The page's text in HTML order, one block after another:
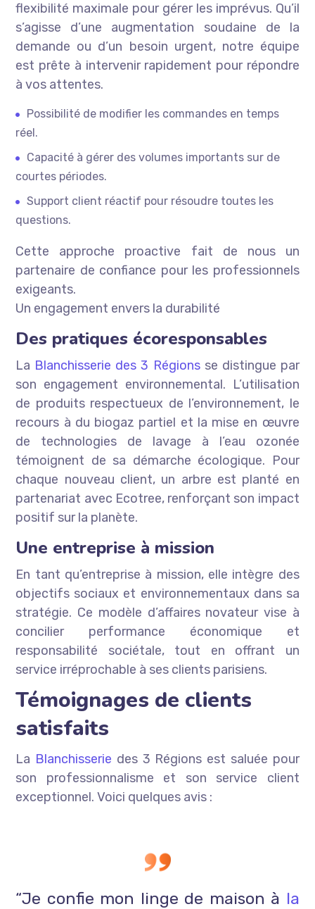
flexibilité maximale pour gérer les imprévus. Qu’il
s’agisse d’une augmentation soudaine de la
demande ou d’un besoin urgent, notre équipe
est prête à intervenir rapidement pour répondre
à vos attentes.
Possibilité de modifier les commandes en temps
réel.
Capacité à gérer des volumes importants sur de
courtes périodes.
Support client réactif pour résoudre toutes les
questions.
Cette approche proactive fait de nous un
partenaire de confiance pour les professionnels
exigeants.
Un engagement envers la durabilité
Des pratiques écoresponsables
La Blanchisserie des 3 Régionsse distingue par
son engagement environnemental. L’utilisation
de produits respectueux de l’environnement, le
recours à du biogaz partiel et la mise en œuvre
de technologies de lavage à l’eau ozonée
témoignent de sa démarche écologique. Pour
chaque nouveau client, un arbre est planté en
partenariat avec Ecotree, renforçant son impact
positif sur la planète.
Une entreprise à mission
En tant qu’entreprise à mission, elle intègre des
objectifs sociaux et environnementaux dans sa
stratégie. Ce modèle d’affaires novateur vise à
concilier performance économique et
responsabilité sociétale, tout en offrant un
service irréprochable à ses clients parisiens.
Témoignages de clients
satisfaits
La Blanchisserie des 3 Régions est saluée pour
son professionnalisme et son service client
exceptionnel. Voici quelques avis :
“Je confie mon linge de maison à la